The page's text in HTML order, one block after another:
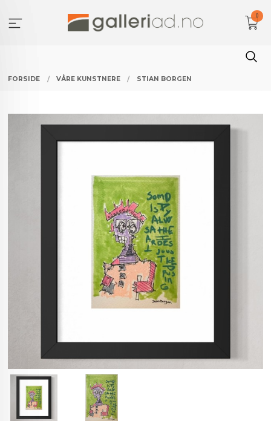
innholdet
0
FORSIDE VÅRE KUNSTNERE STIAN BORGEN